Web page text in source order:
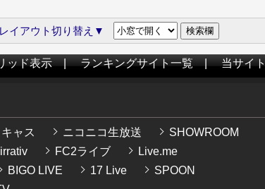
イアウト切り替え▼
ッド表示|ランキングサイト一覧|当サイ
ャス ニコニコ生放送
SHOWROOM
FC2ライブ
Live.me
BIGO LIVE
17 Live
SPOON